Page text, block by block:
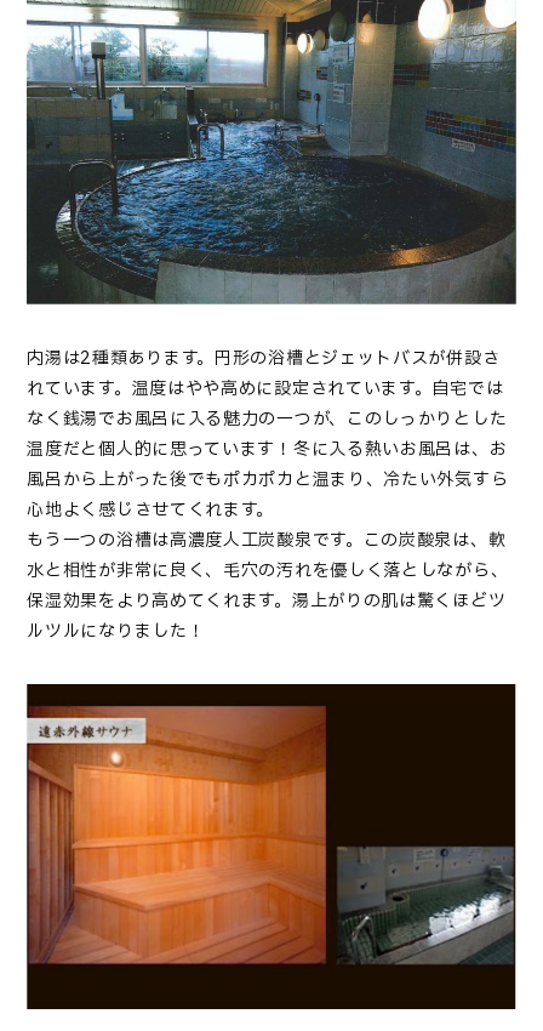
内湯は2種類あります。円形の浴槽とジェットバスが併設さ
れています。温度はやや高めに設定されています。自宅では
なく銭湯でお風呂に入る魅力の一つが、このしっかりとした
温度だと個人的に思っています！冬に入る熱いお風呂は、お
風呂から上がった後でもポカポカと温まり、冷たい外気すら
心地よく感じさせてくれます。
もう一つの浴槽は高濃度人工炭酸泉です。この炭酸泉は、軟
水と相性が非常に良く、毛穴の汚れを優しく落としながら、
保湿効果をより高めてくれます。湯上がりの肌は驚くほどツ
ルツルになりました！